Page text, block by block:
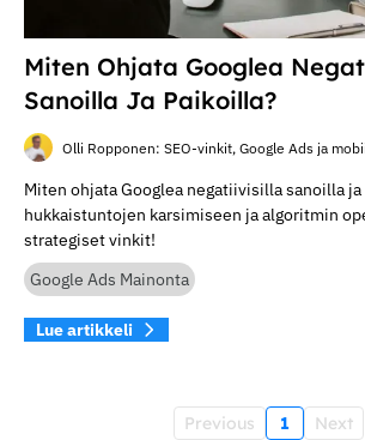
Miten Ohjata Googlea
Sanoilla Ja Paikoilla?
Olli Ropponen: SEO-vinkit, Google Ads ja
Miten ohjata Googlea negatiivisilla sanoilla ja
hukkaistuntojen karsimiseen ja algoritmin
strategiset vinkit!
Google Ads Mainonta
Lue artikkeli
Previous 1 Next